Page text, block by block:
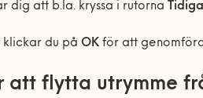
dig att b.la. kryssa i rutorna
klickar du på OK för att
att flytta utrymme